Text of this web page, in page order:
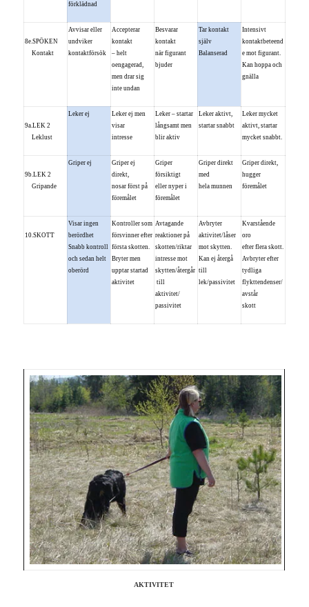
förklädnad
8e.SPÖKEN
Kontakt
Avvisar eller
undviker
kontaktförsök
Accepterar
kontakt
– helt
oengagerad,
men drar sig
inte undan
Besvarar
kontakt
när figurant
bjuder
Tar kontakt
själv
Balanserad
Intensivt
kontaktbeteend
e mot figurant.
Kan hoppa och
gnälla
9a.LEK 2
Leklust
Leker ej
Leker ej men
visar
intresse
Leker – startar
långsamt men
blir aktiv
Leker aktivt,
startar snabbt
Leker mycket
aktivt, startar
mycket snabbt.
9b.LEK 2
Gripande
Griper ej
Griper ej
direkt,
nosar först på
föremålet
Griper
försiktigt
eller nyper i
föremålet
Griper direkt
med
hela munnen
Griper direkt,
hugger
föremålet
10.SKOTT
Visar ingen
berördhet
Snabb kontroll
och sedan helt
oberörd
Kontroller som
försvinner efter
första skotten.
Bryter men
upptar startad
aktivitet
Avtagande
reaktioner på
skotten/riktar
intresse mot
skytten/återgår
till
aktivitet/
passivitet
Avbryter
aktivitet/låser
mot skytten.
Kan ej återgå
till
lek/passivitet
Kvarstående
oro
efter flera skott.
Avbryter efter
tydliga
flykttendenser/
avstår
skott
AKTIVITET